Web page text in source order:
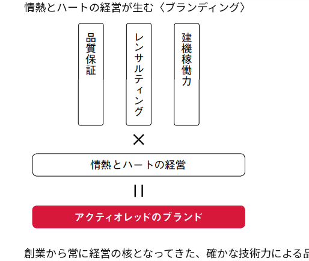
情熱とハートの経営が生む〈ブランディング〉
創業から常に経営の核となってきた、確かな技術力による